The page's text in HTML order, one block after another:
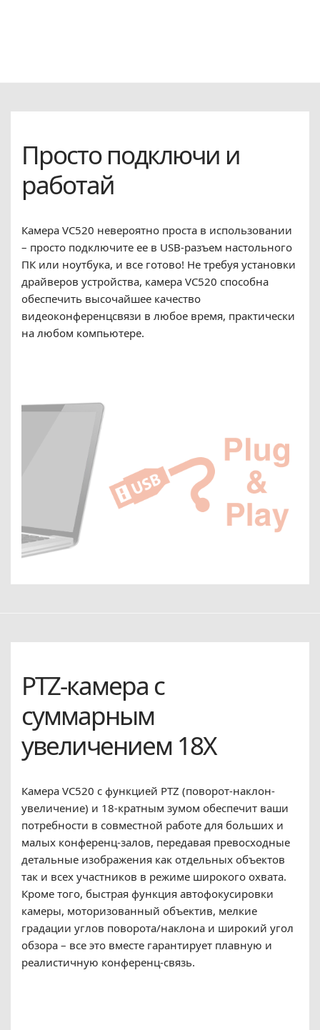
Просто подключи и
работай
Камера VC520 невероятно проста в использовании
– просто подключите ее в USB-разъем настольного
ПК или ноутбука, и все готово! Не требуя установки
драйверов устройства, камера VC520 способна
обеспечить высочайшее качество
видеоконференцсвязи в любое время, практически
на любом компьютере.
PTZ-камера с
суммарным
увеличением 18X
Камера VC520 с функцией PTZ (поворот-наклон-
увеличение) и 18-кратным зумом обеспечит ваши
потребности в совместной работе для больших и
малых конференц-залов, передавая превосходные
детальные изображения как отдельных объектов
так и всех участников в режиме широкого охвата.
Кроме того, быстрая функция автофокусировки
камеры, моторизованный объектив, мелкие
градации углов поворота/наклона и широкий угол
обзора – все это вместе гарантирует плавную и
реалистичную конференц-связь.